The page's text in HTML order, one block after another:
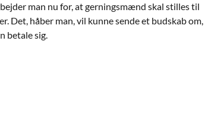
man nu for, at gerningsmænd skal stilles til
Det, håber man, vil kunne sende et budskab om,
betale sig.